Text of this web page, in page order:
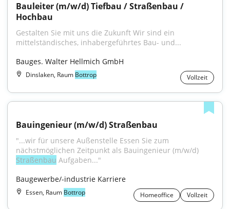
Bauleiter (m/w/d) Tiefbau / Straßenbau /
Hochbau
Gestalten Sie mit uns die Zukunft Wir sind ein
mittelständisches, inhabergeführtes Bau- und...
Bauges. Walter Hellmich GmbH
Dinslaken, Raum Bottrop Vollzeit
Bauingenieur (m/w/d) Straßenbau
"...wir für unsere Außenstelle Essen Sie zum
Straßenbau Aufgaben..."
Baugewerbe/-industrie Karriere
Essen, Raum Bottrop Homeoffice Vollzeit